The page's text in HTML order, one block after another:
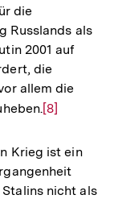
die
Russlands als
2001 auf
die
allem die
Zur
der
Fußnote
[8]
Krieg ist ein
nicht als